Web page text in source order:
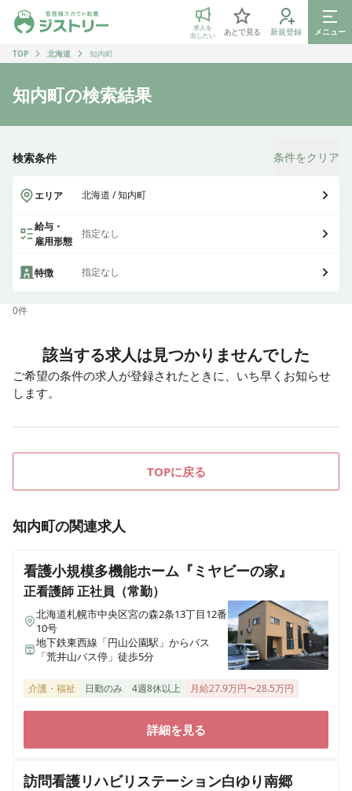
ジストリー 看護師の転職マッチング
求人を
出したい
あとで見る 新規登録
メニュー
TOP
北海道 知内町
知内町の検索結果
検索条件 条件をクリア
エリア 北海道 / 知内町
給与・
雇用形態
指定なし
特徴 指定なし
0件
該当する求人は見つかりませんでした
ご希望の条件の求人が登録されたときに、いち早くお知らせ
します。
TOPに戻る
知内町の関連求人
看護小規模多機能ホーム『ミヤビーの家』
正看護師正社員（常勤）
北海道札幌市中央区宮の森2条13丁目12番
10号
地下鉄東西線「円山公園駅」からバス
「荒井山バス停」徒歩5分
介護・福祉 日勤のみ 4週8休以上 月給27.9万円〜28.5万円
詳細を見る
訪問看護リハビリステーション白ゆり南郷